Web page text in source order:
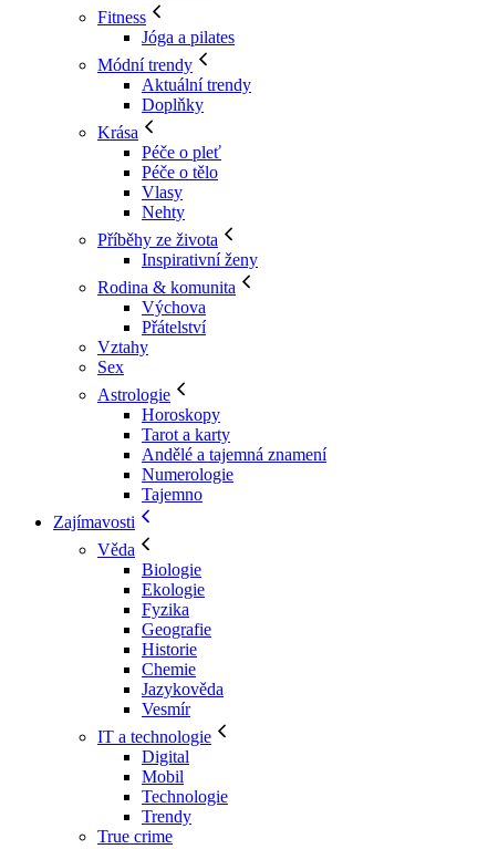
Fitness
Jóga a pilates
Módní trendy
Aktuální trendy
Doplňky
Krása
Péče o pleť
Péče o tělo
Vlasy
Nehty
Příběhy ze života
Inspirativní ženy
Rodina & komunita
Výchova
Přátelství
Vztahy
Sex
Astrologie
Horoskopy
Tarot a karty
Andělé a tajemná znamení
Numerologie
Tajemno
Zajímavosti
Věda
Biologie
Ekologie
Fyzika
Geografie
Historie
Chemie
Jazykověda
Vesmír
IT a technologie
Digital
Mobil
Technologie
Trendy
True crime